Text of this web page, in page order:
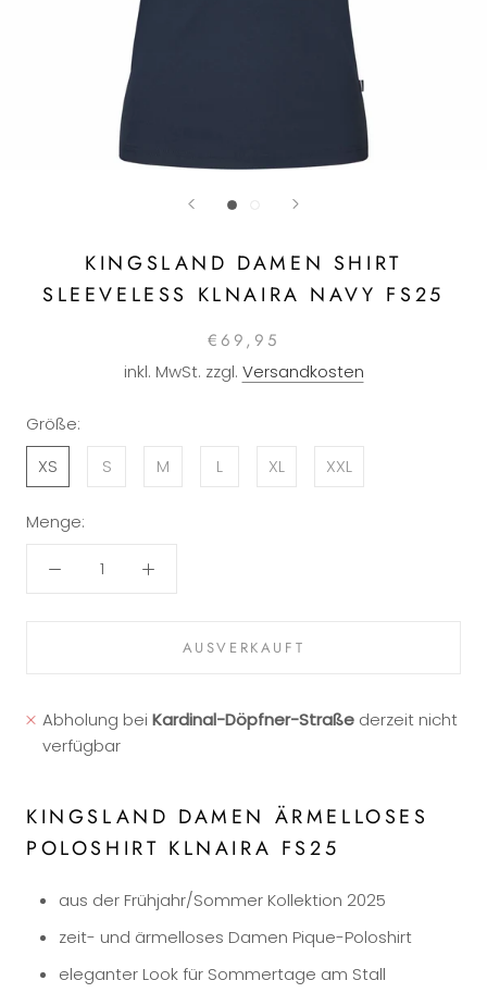
KINGSLAND DAMEN SHIRT
SLEEVELESS KLNAIRA NAVY FS25
€69,95
inkl. MwSt. zzgl. Versandkosten
Größe:
XS
S M L XL XXL
Menge:
AUSVERKAUFT
Abholung beiKardinal-Döpfner-Straße derzeit nicht
verfügbar
KINGSLAND DAMEN ÄRMELLOSES
POLOSHIRT KLNAIRA FS25
aus der Frühjahr/Sommer Kollektion 2025
zeit- und ärmelloses Damen Pique-Poloshirt
eleganter Look für Sommertage am Stall